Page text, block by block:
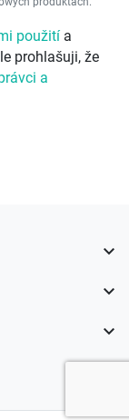
použití a
prohlašuji, že
a


